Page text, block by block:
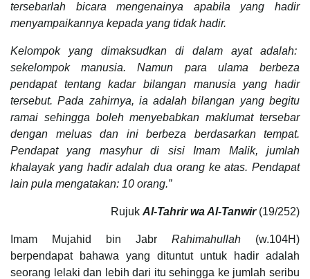
tersebarlah bicara mengenainya apabila yang hadir
menyampaikannya kepada yang tidak hadir.
Kelompok yang dimaksudkan di dalam ayat adalah:
sekelompok manusia. Namun para ulama berbeza
pendapat tentang kadar bilangan manusia yang hadir
tersebut. Pada zahirnya, ia adalah bilangan yang begitu
ramai sehingga boleh menyebabkan maklumat tersebar
dengan meluas dan ini berbeza berdasarkan tempat.
Pendapat yang masyhur di sisi Imam Malik, jumlah
khalayak yang hadir adalah dua orang ke atas. Pendapat
lain pula mengatakan: 10 orang.”
Rujuk Al-Tahrir wa Al-Tanwir (19/252)
Imam Mujahid bin Jabr Rahimahullah (w.104H)
berpendapat bahawa yang dituntut untuk hadir adalah
seorang lelaki dan lebih dari itu sehingga ke jumlah seribu